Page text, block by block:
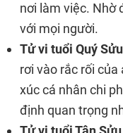
nơi làm việc. Nhờ
với mọi người.
Tử vi tuổi Quý
rơi vào rắc rối
xúc cá nhân chi
định quan trọng